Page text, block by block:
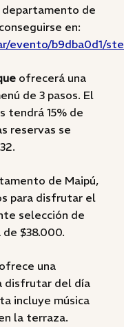
departamento de
en:
evento/b9dba0d1/
ofrecerá una
de 3 pasos. El
tendrá 15% de
reservas se
de Maipú,
para disfrutar el
selección de
$38.000.
una
disfrutar del día
incluye música
la terraza.